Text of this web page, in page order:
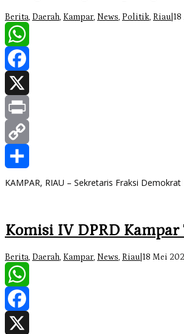
Berita, Daerah, Kampar, News, Politik, Riau
WhatsApp
Facebook
X
Print
Copy
Link
Share
KAMPAR, RIAU – Sekretaris Fraksi
Komisi IV DPRD
Berita, Daerah, Kampar, News, Riau 18 Mei
WhatsApp
Facebook